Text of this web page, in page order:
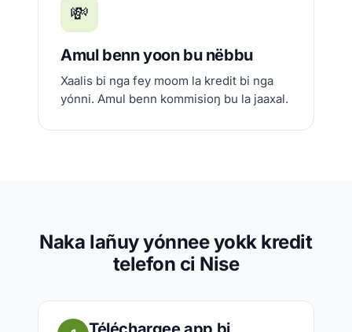
💸
Amul benn yoon bu nëbbu
Xaalis bi nga fey moom la kredit bi nga
yónni. Amul benn kommisioŋ bu la jaaxal.
Naka lañuy yónnee yokk kredit
telefon ci Nise